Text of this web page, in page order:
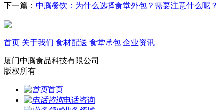
下一篇： 中腾餐饮：为什么选择食堂外包？需要注意什么呢？
首页 关于我们 食材配送 食堂承包 企业资讯
厦门中腾食品科技有限公司
版权所有
首页
电话咨询